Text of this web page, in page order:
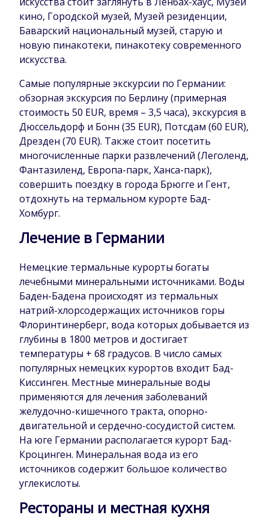
кино, Городской музей, Музей резиденции,
Баварский национальный музей, старую и
новую пинакотеки, пинакотеку современного
искусства.
Самые популярные экскурсии по Германии:
обзорная экскурсия по Берлину (примерная
стоимость 50 EUR, время – 3,5 часа), экскурсия в
Дюссельдорф и Бонн (35 EUR), Потсдам (60 EUR),
Дрезден (70 EUR). Также стоит посетить
многочисленные парки развлечений (Леголенд,
Фантазиленд, Европа-парк, Ханса-парк),
совершить поездку в города Брюгге и Гент,
отдохнуть на термальном курорте Бад-
Хомбург.
Лечение в Германии
Немецкие термальные курорты богаты
лечебными минеральными источниками. Воды
Баден-Бадена происходят из термальных
натрий-хлорсодержащих источников горы
Флоринтинерберг, вода которых добывается из
глубины в 1800 метров и достигает
температуры + 68 градусов. В число самых
популярных немецких курортов входит Бад-
Киссинген. Местные минеральные воды
применяются для лечения заболеваний
желудочно-кишечного тракта, опорно-
двигательной и сердечно-сосудистой систем.
На юге Германии располагается курорт Бад-
Кроцинген. Минеральная вода из его
источников содержит большое количество
углекислоты.
Рестораны и местная кухня